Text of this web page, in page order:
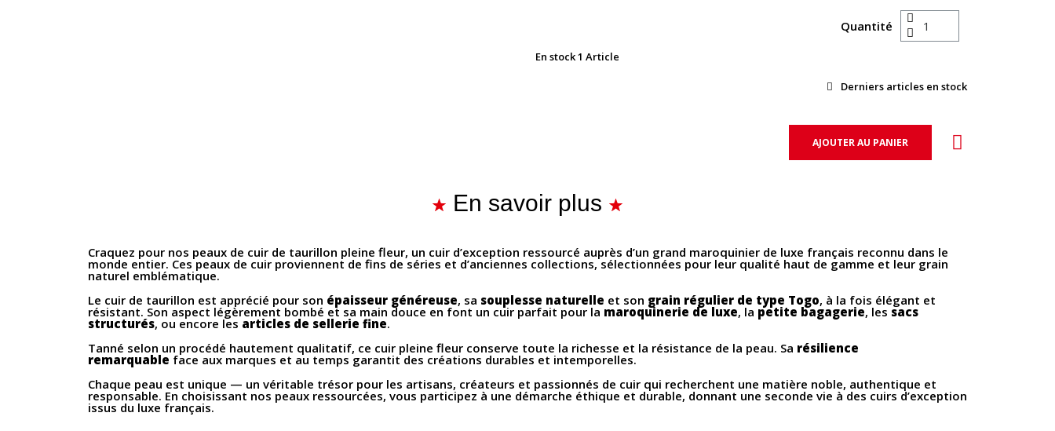
Quantité
En stock1 Article
Derniers articles en stock
AJOUTER AU PANIER
En savoir plus
Craquez pour nos peaux de cuir de taurillon pleine fleur, un cuir d’exception ressourcé auprès d’un grand maroquinier de luxe français reconnu dans le
monde entier. Ces peaux de cuir proviennent de fins de séries et d’anciennes collections, sélectionnées pour leur qualité haut de gamme et leur grain
naturel emblématique.
Le cuir de taurillon est apprécié pour son épaisseur généreuse, sa souplesse naturelle et son grain régulier de type Togo, à la fois élégant et
résistant. Son aspect légèrement bombé et sa main douce en font un cuir parfait pour la maroquinerie de luxe, la petite bagagerie, les sacs
structurés, ou encore les articles de sellerie fine.
Tanné selon un procédé hautement qualitatif, ce cuir pleine fleur conserve toute la richesse et la résistance de la peau. Sa résilience
remarquable face aux marques et au temps garantit des créations durables et intemporelles.
Chaque peau est unique — un véritable trésor pour les artisans, créateurs et passionnés de cuir qui recherchent une matière noble, authentique et
responsable. En choisissant nos peaux ressourcées, vous participez à une démarche éthique et durable, donnant une seconde vie à des cuirs d’exception
issus du luxe français.